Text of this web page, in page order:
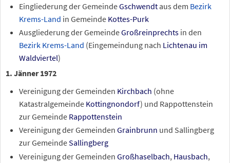
Eingliederung der GemeindeGschwendtaus dem Bezirk
Krems-Land in Gemeinde Kottes-Purk
Ausgliederung der GemeindeGroßreinprechtsin den
Bezirk Krems-Land (Eingemeindung nach Lichtenau im
Waldviertel)
1. Jänner 1972
Vereinigung der Gemeinden Kirchbach (ohne
Katastralgemeinde Kottingnondorf) und Rappottenstein
zur Gemeinde Rappottenstein
Vereinigung der Gemeinden Grainbrunn und Sallingberg
zur GemeindeSallingberg
Vereinigung der Gemeinden Großhaselbach, Hausbach,